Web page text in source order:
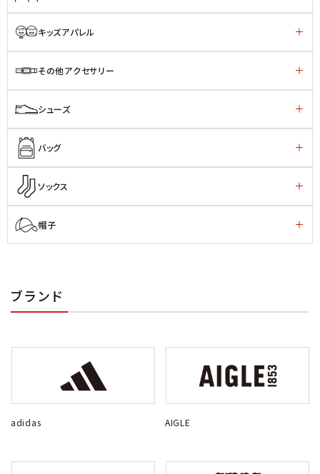
キッズアパレル
その他アクセサリー
シューズ
バッグ
ソックス
帽子
ブランド
adidas AIGLE